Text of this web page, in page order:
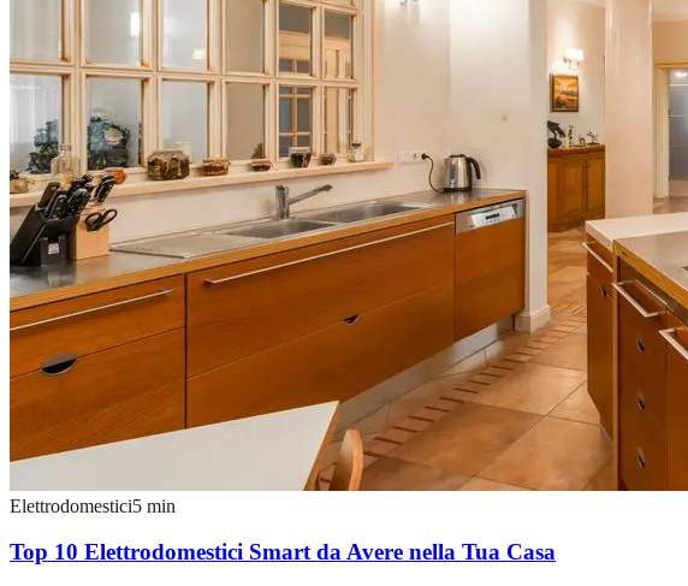
Elettrodomestici5 min
Top 10 Elettrodomestici Smart da Avere nella Tua Casa